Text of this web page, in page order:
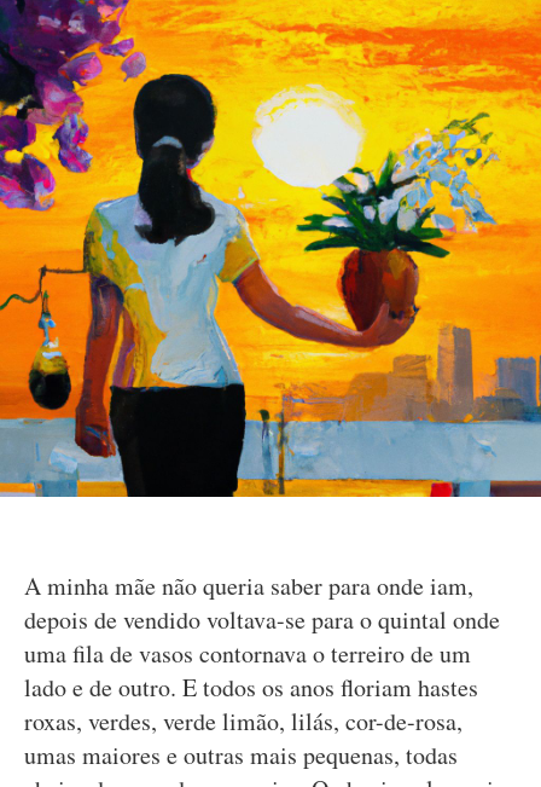
A minha mãe não queria saber para onde iam,
depois de vendido voltava-se para o quintal onde
uma fila de vasos contornava o terreiro de um
lado e de outro. E todos os anos floriam hastes
roxas, verdes, verde limão, lilás, cor-de-rosa,
umas maiores e outras mais pequenas, todas